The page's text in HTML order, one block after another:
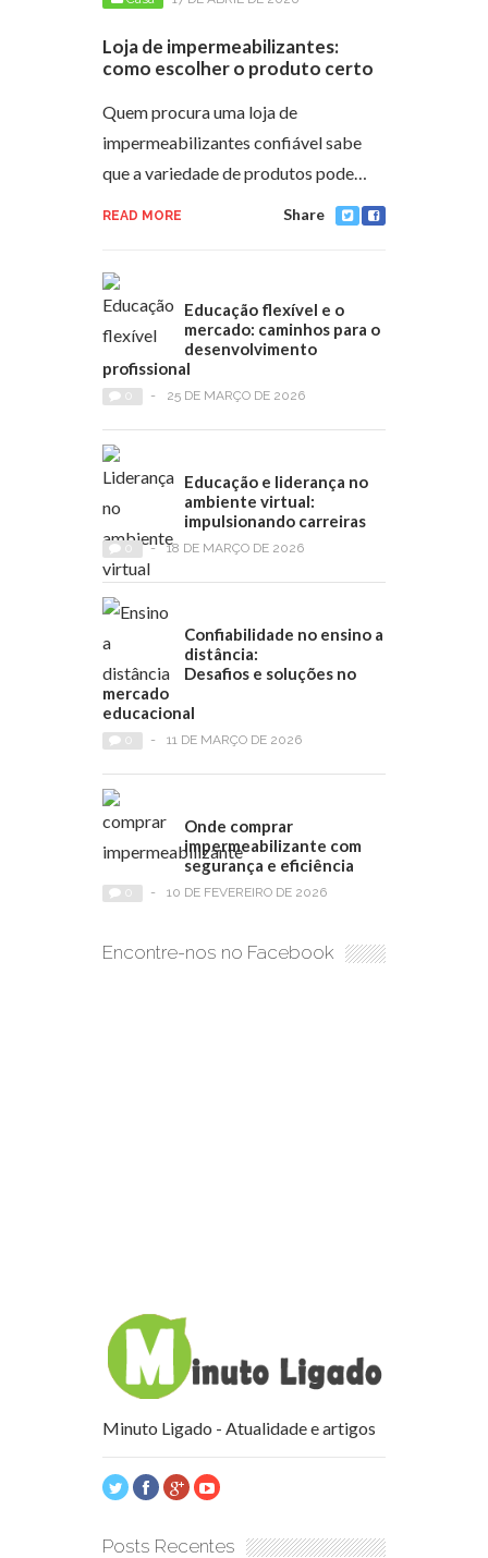
Loja de impermeabilizantes:
como escolher o produto certo
Quem procura uma loja de
impermeabilizantes confiável sabe
que a variedade de produtos pode…
READ MORE Share
Educação flexível e o
mercado: caminhos para o
desenvolvimento
profissional
- 25 DE MARÇO DE 2026
Educação e liderança no
ambiente virtual:
impulsionando carreiras
- 18 DE MARÇO DE 2026
Confiabilidade no ensino a
distância:
Desafios e soluções no
mercado
educacional
- 11 DE MARÇO DE 2026
Onde comprar
impermeabilizante com
segurança e eficiência
- 10 DE FEVEREIRO DE 2026
Encontre-nos no Facebook
Minuto Ligado - Atualidade e artigos
Posts Recentes